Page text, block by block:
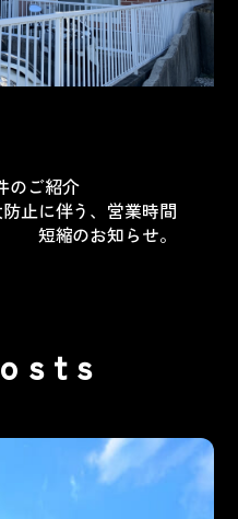
のご紹介
止に伴う、営業時間
短縮のお知らせ。